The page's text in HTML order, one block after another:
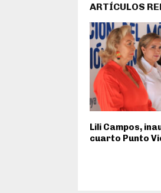
ARTÍCULOS
Lili Campos,
cuarto Punto